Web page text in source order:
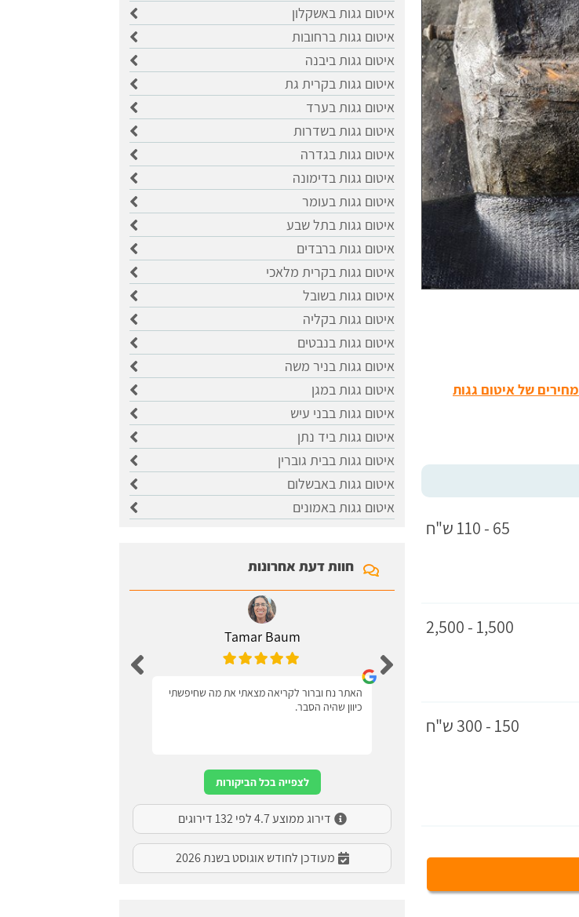
מחירים של איטום גגות
65 - 110 ש"ח
1,500 - 2,500
150 - 300 ש"ח
איטום גגות באשקלון
איטום גגות ברחובות
איטום גגות ביבנה
איטום גגות בקרית גת
איטום גגות בערד
איטום גגות בשדרות
איטום גגות בגדרה
איטום גגות בדימונה
איטום גגות בעומר
איטום גגות בתל שבע
איטום גגות ברבדים
איטום גגות בקרית מלאכי
איטום גגות בשובל
איטום גגות בקליה
איטום גגות בנבטים
איטום גגות בניר משה
איטום גגות במגן
איטום גגות בבני עיש
איטום גגות ביד נתן
איטום גגות בבית גוברין
איטום גגות באבשלום
איטום גגות באמונים
חוות דעת אחרונות
Tamar Baum
האתר נח וברור לקריאה מצאתי את מה שחיפשתי
כיוון שהיה הסבר.
איציק לוי
לצפייה בכל הביקורות
דירוג ממוצע 4.7 לפי 132 דירוגים
מעודכן לחודש אוגוסט בשנת 2026